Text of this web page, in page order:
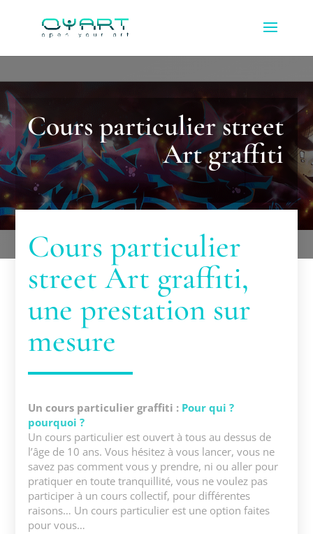
Cours particulier street
Art graffiti
Cours particulier
street Art graffiti,
une prestation sur
mesure
Un cours particulier graffiti : Pour qui ?
pourquoi ?
Un cours particulier est ouvert à tous au dessus de
l’âge de 10 ans. Vous hésitez à vous lancer, vous ne
savez pas comment vous y prendre, ni ou aller pour
pratiquer en toute tranquillité, vous ne voulez pas
participer à un cours collectif, pour différentes
raisons… Un cours particulier est une option faites
pour vous…